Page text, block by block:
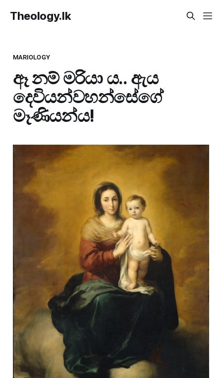
Theology.lk
MARIOLOGY
ඈ නම් මරියා ය.. ඇය
දෙවියන්වහන්සේගේ
මෑණියන්ය!